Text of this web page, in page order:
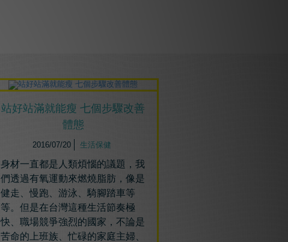
站好站滿就能瘦 七個步驟改善
體態
2016/07/20 生活保健
身材一直都是人類煩惱的議題，我
們透過有氧運動來燃燒脂肪，像是
健走、慢跑、游泳、騎腳踏車等
等。但是在台灣這種生活節奏極
快、職場競爭強烈的國家，不論是
苦命的上班族、忙碌的家庭主婦、